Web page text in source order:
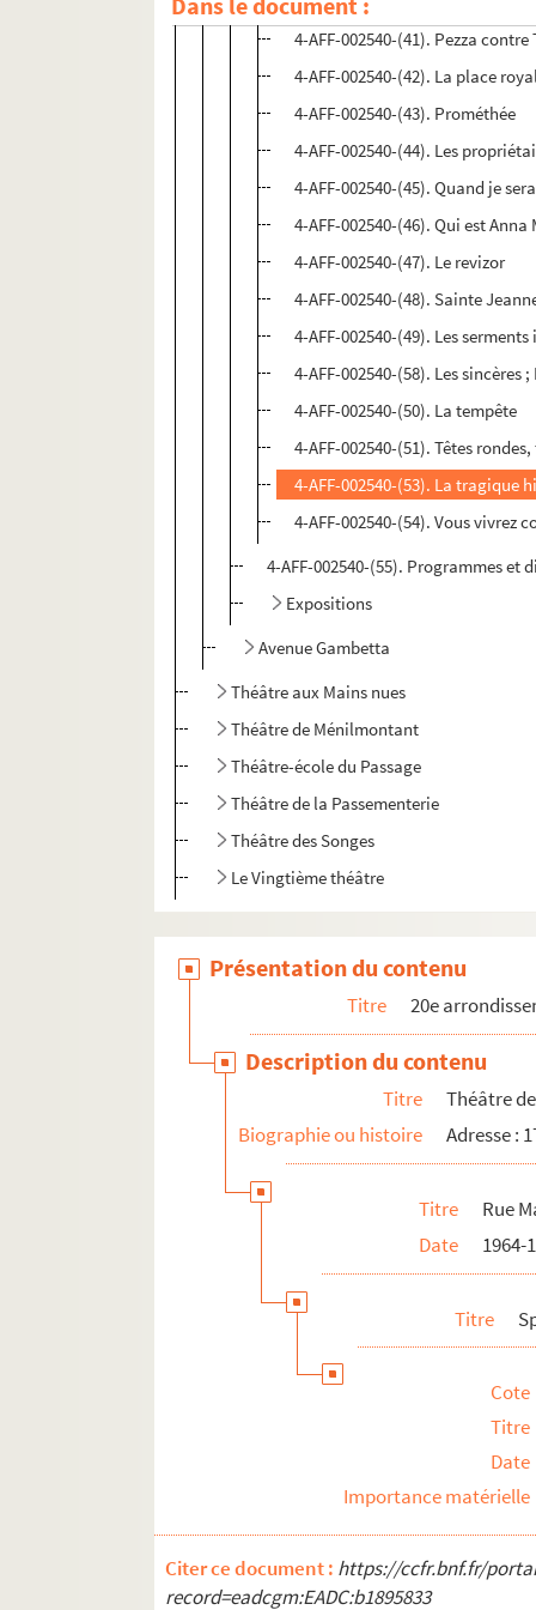
4-AFF-002540-(41). Pezza
4-AFF-002540-(42). La place
4-AFF-002540-(43). Prométhée
4-AFF-002540-(44). Les
4-AFF-002540-(45). Quand je
4-AFF-002540-(46). Qui est Anna
4-AFF-002540-(47). Le revizor
4-AFF-002540-(48). Sainte
4-AFF-002540-(49). Les
4-AFF-002540-(58). Les sincères
4-AFF-002540-(50). La tempête
4-AFF-002540-(51). Têtes
4-AFF-002540-(53). La tragique
4-AFF-002540-(54). Vous vivrez
4-AFF-002540-(55). Programmes et
Expositions
Avenue Gambetta
Théâtre aux Mains nues
Théâtre de Ménilmontant
Théâtre-école du Passage
Théâtre de la Passementerie
Théâtre des Songes
Le Vingtième théâtre
Présentation du contenu
Titre 20e
Description du contenu
Titre
Théâtre
Biographie ou histoire
Adresse :
Titre
Rue
Date
1964-
Titre
Cote
Titre
Date
Importance matérielle
Citer ce document : https://ccfr.bnf.fr/
record=eadcgm:EADC:b1895833